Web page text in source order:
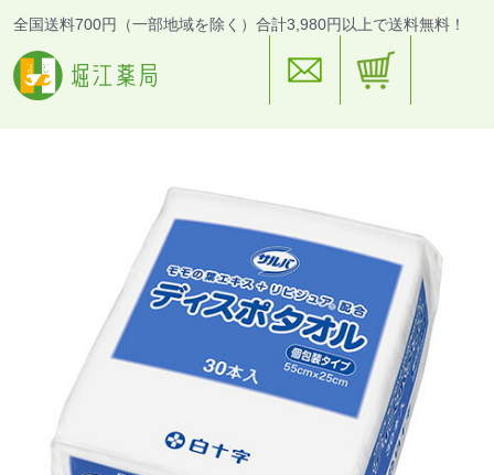
全国送料700円（一部地域を除く）合計3,980円以上で送料無料！